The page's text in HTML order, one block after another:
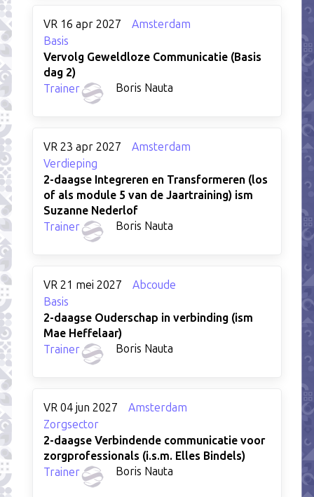
VR 16 apr 2027
Amsterdam
Basis
Vervolg Geweldloze Communicatie (Basis
dag 2)
Trainer
Boris Nauta
VR 23 apr 2027
Amsterdam
Verdieping
2-daagse Integreren en Transformeren (los
of als module 5 van de Jaartraining) ism
Suzanne Nederlof
Trainer
Boris Nauta
VR 21 mei 2027
Abcoude
Basis
2-daagse Ouderschap in verbinding (ism
Mae Heffelaar)
Trainer
Boris Nauta
VR 04 jun 2027
Amsterdam
Zorgsector
2-daagse Verbindende communicatie voor
zorgprofessionals (i.s.m. Elles Bindels)
Trainer
Boris Nauta